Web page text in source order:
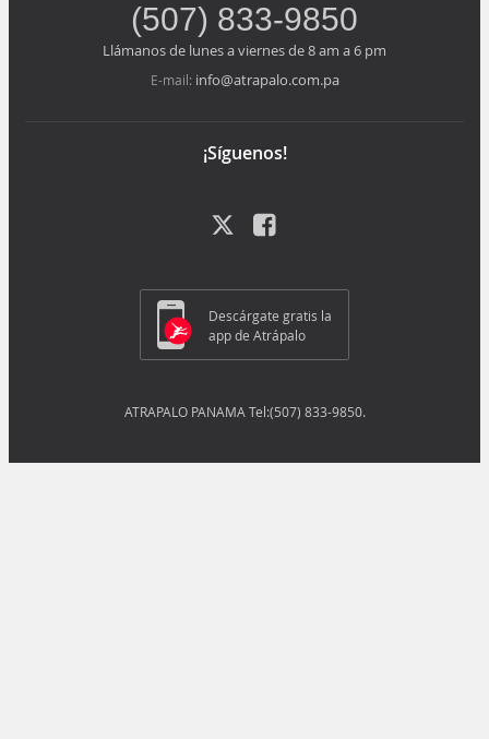
(507) 833-9850
Llámanos de lunes a viernes de 8 am a 6 pm
E-mail: info@atrapalo.com.pa
¡Síguenos!
Descárgate gratis la
app de Atrápalo
ATRAPALO PANAMA Tel:(507) 833-9850.